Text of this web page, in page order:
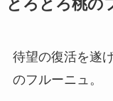
とろとろ桃の
待望の復活を遂
のフルーニュ。